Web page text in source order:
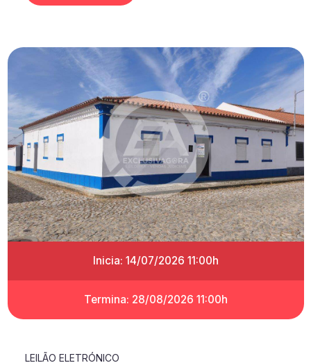
Inicia: 14/07/2026 11:00h
Termina: 28/08/2026 11:00h
LEILÃO ELETRÓNICO